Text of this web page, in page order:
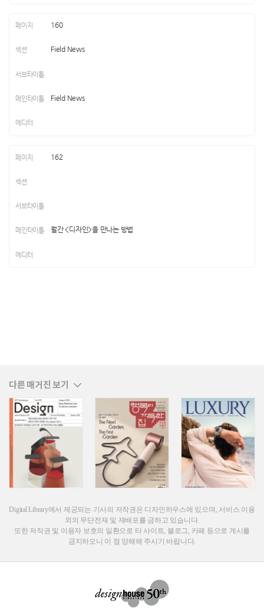
160
Field News
Field News
162
월간 <디자인>을 만나는 방법
다른 매거진 보기
Digital Library에서 제공되는 기사의 저작권은 디자인하우스에 있으며, 서비스 이용
외의 무단전재 및 재배포를 금하고 있습니다.
또한 저작권 및 이용자 보호의 일환으로 타 사이트, 블로그, 카페 등으로 게시를
금지하오니 이 점 양해해 주시기 바랍니다.